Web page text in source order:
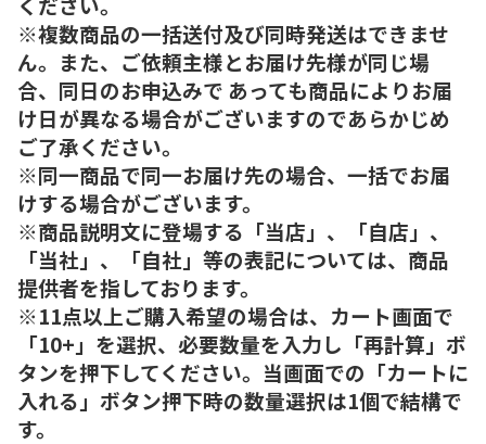
※複数商品の一括送付及び同時発送はできませ
ん。また、ご依頼主様とお届け先様が同じ場
合、同日のお申込みで あっても商品によりお届
け日が異なる場合がございますのであらかじめ
ご了承ください。
※同一商品で同一お届け先の場合、一括でお届
けする場合がございます。
※商品説明文に登場する「当店」、「自店」、
「当社」、「自社」等の表記については、商品
提供者を指しております。
※11点以上ご購入希望の場合は、カート画面で
「10+」を選択、必要数量を入力し「再計算」ボ
タンを押下してください。当画面での「カートに
入れる」ボタン押下時の数量選択は1個で結構で
す。